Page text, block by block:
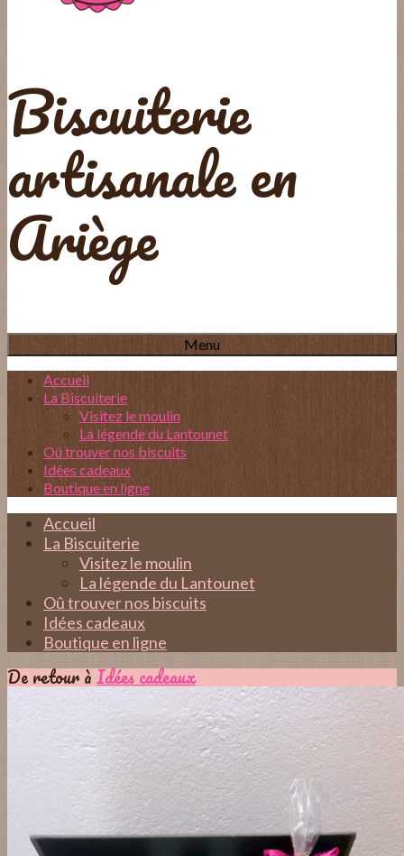
Biscuiterie
artisanale en
Ariège
Menu
Accueil
La Biscuiterie
Visitez le moulin
La légende du Lantounet
Oû trouver nos biscuits
Idées cadeaux
Boutique en ligne
Accueil
La Biscuiterie
Visitez le moulin
La légende du Lantounet
Oû trouver nos biscuits
Idées cadeaux
Boutique en ligne
De retour àIdées cadeaux